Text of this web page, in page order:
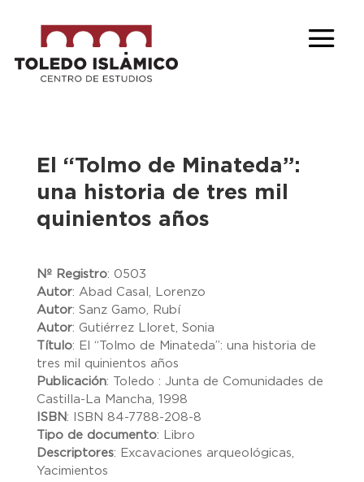
El “Tolmo de Minateda”:
una historia de tres mil
quinientos años
Nº Registro: 0503
Autor: Abad Casal, Lorenzo
Autor: Sanz Gamo, Rubí
Autor: Gutiérrez Lloret, Sonia
Título: El “Tolmo de Minateda”: una historia de
tres mil quinientos años
Publicación:
Toledo : Junta de Comunidades de
Castilla-La Mancha, 1998
ISBN:
ISBN 84-7788-208-8
Tipo de documento: Libro
Descriptores: Excavaciones arqueológicas,
Yacimientos